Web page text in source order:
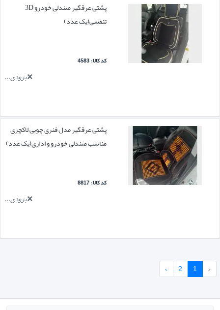
پشتی عرقگیر صندلی خودرو 3D
تنفسی(یک عدد)
کد کالا : 4583
بزودی...
پشتی عرقگیر مدل فنری چوبی لاکچری
مناسب صندلی خودرو و اداری(یک عدد)
کد کالا : 8817
بزودی...
‹
1
2
›